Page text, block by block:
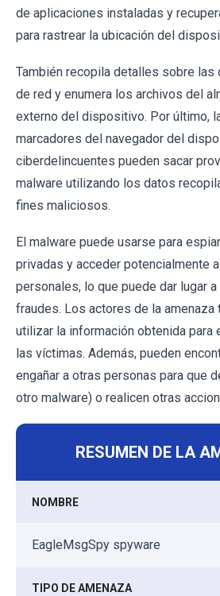
de aplicaciones instaladas y
para rastrear la ubicación del
También recopila detalles sobre las
de red y enumera los archivos del
externo del dispositivo. Por último,
marcadores del navegador del
ciberdelincuentes pueden sacar
malware utilizando los datos
fines maliciosos.
El malware puede usarse para
privadas y acceder potencialmente
personales, lo que puede dar lugar
fraudes. Los actores de la amenaza
utilizar la información obtenida para
las víctimas. Además, pueden
engañar a otras personas para que
otro malware) o realicen otras
RESUMEN DE LA
NOMBRE
EagleMsgSpy spyware
TIPO DE AMENAZA